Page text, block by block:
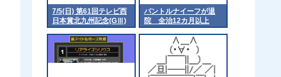
7/5(日) 第61回テレビ西
日本賞北九州記念(GⅢ)
part2
パントルナイーフが退
院 全治12カ月以上